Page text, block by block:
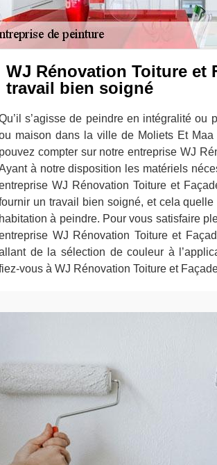
WJ Rénovation Toiture et
travail bien soigné
s’agisse de peindre en intégralité ou
maison dans la ville de Moliets Et
pouvez compter sur notre entreprise WJ
à notre disposition les matériels
WJ Rénovation Toiture et
un travail bien soigné, et cela quelle
habitation à peindre. Pour vous satisfaire
WJ Rénovation Toiture et
de la sélection de couleur à
vous à WJ Rénovation Toiture et